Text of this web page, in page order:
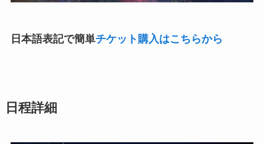
日本語表記で簡単チケット購入はこちらから
日程詳細